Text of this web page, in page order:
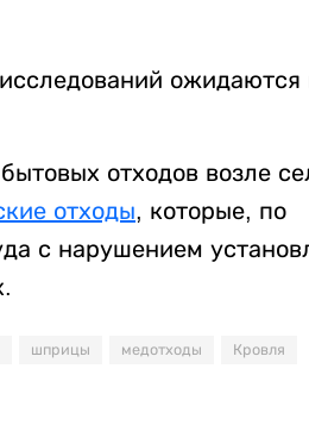
ожидаются
отходов возле
отходы, которые, по
с нарушением
шприцы медотходы Кровля